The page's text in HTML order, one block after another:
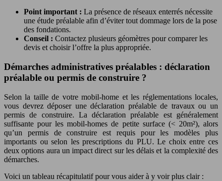
Point important : La présence de réseaux enterrés nécessite
une étude préalable afin d’éviter tout dommage lors de la pose
des fondations.
Conseil : Contactez plusieurs géomètres pour comparer les
devis et choisir l’offre la plus appropriée.
Démarches administratives préalables : déclaration
préalable ou permis de construire ?
Selon la taille de votre mobil-home et les réglementations locales,
vous devrez déposer une déclaration préalable de travaux ou un
permis de construire. La déclaration préalable est généralement
suffisante pour les mobil-homes de petite surface (< 20m²), alors
qu’un permis de construire est requis pour les modèles plus
importants ou selon les prescriptions du PLU. Le choix entre ces
deux options aura un impact direct sur les délais et la complexité des
démarches.
Voici un tableau récapitulatif pour vous aider à y voir plus clair :